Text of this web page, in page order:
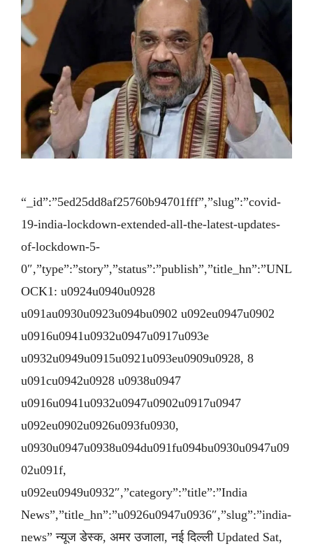
“_id”:”5ed25dd8af25760b94701fff”,”slug”:”covid-
19-india-lockdown-extended-all-the-latest-updates-
of-lockdown-5-
0″,”type”:”story”,”status”:”publish”,”title_hn”:”UNL
OCK1: u0924u0940u0928
u091au0930u0923u094bu0902 u092eu0947u0902
u0916u0941u0932u0947u0917u093e
u0932u0949u0915u0921u093eu0909u0928, 8
u091cu0942u0928 u0938u0947
u0916u0941u0932u0947u0902u0917u0947
u092eu0902u0926u093fu0930,
u0930u0947u0938u094du091fu094bu0930u0947u09
02u091f,
u092eu0949u0932″,”category”:”title”:”India
News”,”title_hn”:”u0926u0947u0936″,”slug”:”india-
news” न्यूज डेस्क, अमर उजाला, नई दिल्ली Updated Sat,